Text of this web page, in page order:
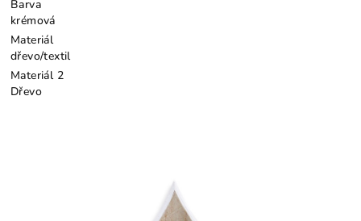
Barva
krémová
Materiál
dřevo/textil
Materiál 2
Dřevo